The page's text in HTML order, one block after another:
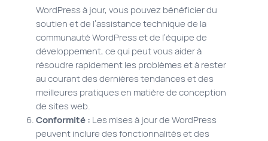
WordPress à jour, vous pouvez bénéficier du
soutien et de l’assistance technique de la
communauté WordPress et de l’équipe de
développement, ce qui peut vous aider à
résoudre rapidement les problèmes et à rester
au courant des dernières tendances et des
meilleures pratiques en matière de conception
de sites web.
Conformité : Les mises à jour de WordPress
peuvent inclure des fonctionnalités et des